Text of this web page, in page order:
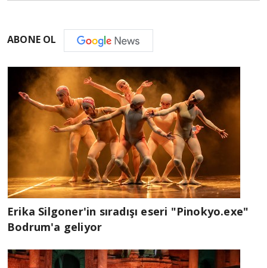
ABONE OL
Erika Silgoner'in sıradışı eseri "Pinokyo.exe"
Bodrum'a geliyor